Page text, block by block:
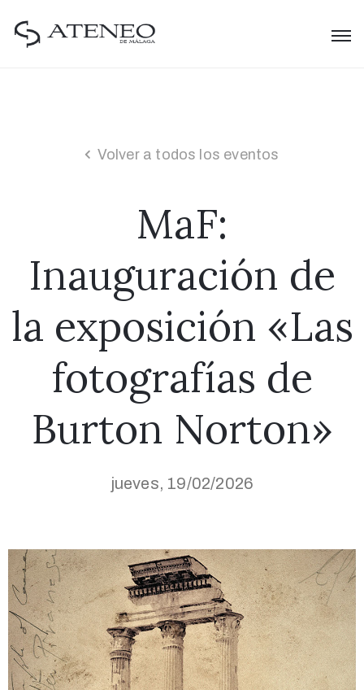
Volver a todos los eventos
MaF:
Inauguración de
la exposición «Las
fotografías de
Burton Norton»
jueves, 19/02/2026